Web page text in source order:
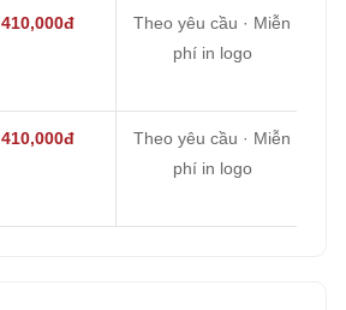
410,000đ
Theo yêu cầu · Miễn
phí in logo
410,000đ
Theo yêu cầu · Miễn
phí in logo